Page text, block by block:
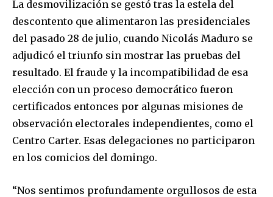
La desmovilización se gestó tras la estela del
descontento que alimentaron las presidenciales
del pasado 28 de julio, cuando Nicolás Maduro se
adjudicó el triunfo sin mostrar las pruebas del
resultado. El fraude y la incompatibilidad de esa
elección con un proceso democrático fueron
certificados entonces por algunas misiones de
observación electorales independientes, como el
Centro Carter. Esas delegaciones no participaron
en los comicios del domingo.
“Nos sentimos profundamente orgullosos de esta